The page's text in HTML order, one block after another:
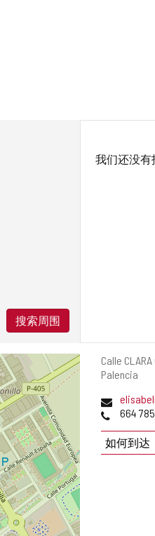
邮
寄
址
Calle CLARA
Palencia
电
子
件
地
电
664
如何到达
搜索周围
我们还没有